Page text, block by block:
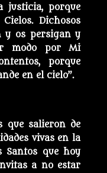
justicia, porque
Dichosos
y os persigan y
modo por Mi
porque
en el cielo”.
que salieron de
vivas en la
Santos que hoy
a no estar